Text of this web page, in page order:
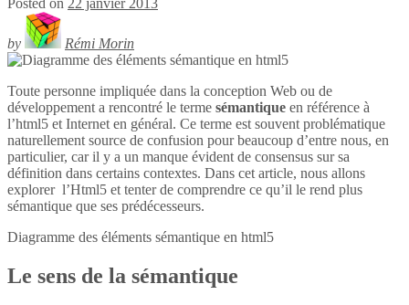
Posted on 22 janvier 2013
by Rémi Morin
Toute personne impliquée dans la conception Web ou de
développement a rencontré le terme sémantique en référence à
l’html5 et Internet en général. Ce terme est souvent problématique
naturellement source de confusion pour beaucoup d’entre nous, en
particulier, car il y a un manque évident de consensus sur sa
définition dans certains contextes. Dans cet article, nous allons
explorer l’Html5 et tenter de comprendre ce qu’il le rend plus
sémantique que ses prédécesseurs.
Diagramme des éléments sémantique en html5
Le sens de la sémantique